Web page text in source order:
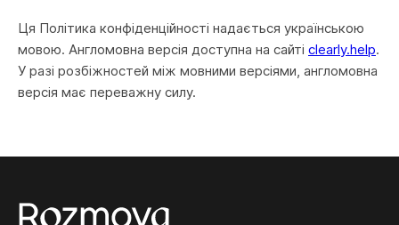
Ця Політика конфіденційності надається українською
мовою. Англомовна версія доступна на сайті clearly.help.
У разі розбіжностей між мовними версіями, англомовна
версія має переважну силу.